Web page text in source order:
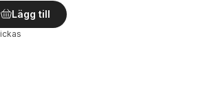
Lägg till